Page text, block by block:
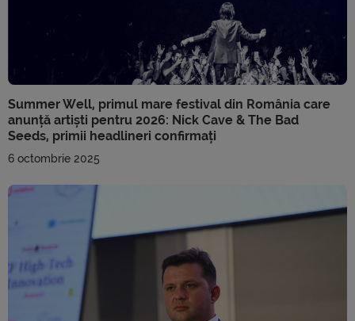
Summer Well, primul mare festival din România care
anunță artiști pentru 2026: Nick Cave & The Bad
Seeds, primii headlineri confirmați
6 octombrie 2025